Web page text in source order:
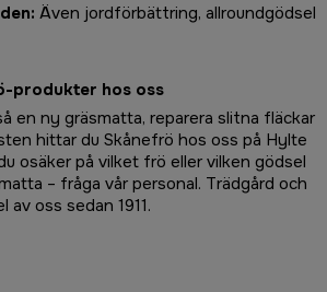
Även jordförbättring, allroundgödsel
produkter hos oss
en ny gräsmatta, reparera slitna fläckar
hittar du Skånefrö hos oss på Hylte
osäker på vilket frö eller vilken gödsel
– fråga vår personal. Trädgård och
av oss sedan 1911.